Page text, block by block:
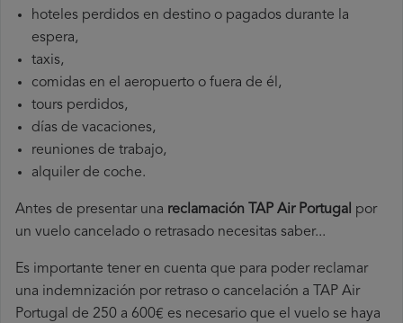
hoteles perdidos en destino o pagados durante la
espera,
taxis,
comidas en el aeropuerto o fuera de él,
tours perdidos,
días de vacaciones,
reuniones de trabajo,
alquiler de coche.
Antes de presentar una reclamación TAP Air Portugal por
un vuelo cancelado o retrasado necesitas saber...
Es importante tener en cuenta que para poder reclamar
una indemnización por retraso o cancelación a TAP Air
Portugal de 250 a 600€ es necesario que el vuelo se haya